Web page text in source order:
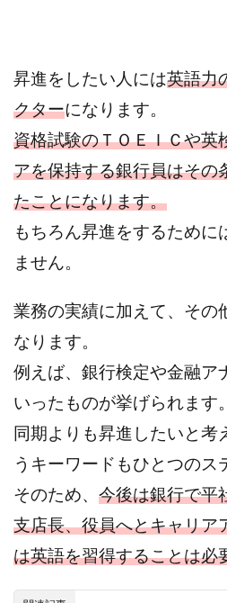
昇進をしたい人には英語力
クターになります。
資格試験のＴＯＥＩＣや英
アを保持する銀行員はその
たことになります。
もちろん昇進をするために
ません。
業務の実績に加えて、その
なります。
例えば、銀行検定や金融ア
いったものが挙げられます。
同期よりも昇進したいと考
うキーワードもひとつのス
そのため、 今後は銀行で平
支店長、役員へとキャリア
は英語を習得することは必